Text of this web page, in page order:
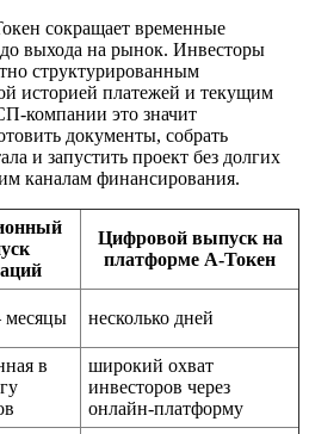
сокращает временные
выхода на рынок. Инвесторы
структурированным
историей платежей и текущим
компании это значит
документы, собрать
и запустить проект без долгих
каналам финансирования.
Цифровой выпуск на
платформе А-Токен
несколько дней
в
широкий охват
инвесторов через
онлайн-платформу